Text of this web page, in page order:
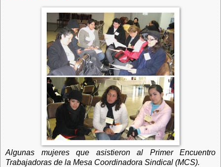
Algunas mujeres que asistieron al Primer Encuentro
Trabajadoras de la Mesa Coordinadora Sindical (MCS).